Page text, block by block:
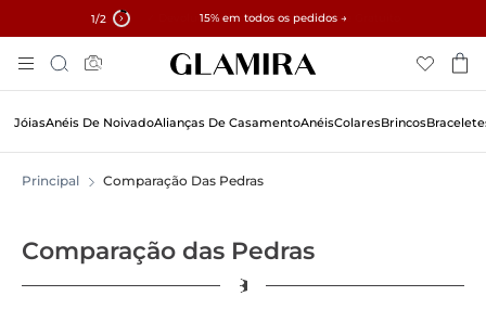
1/2 15% em todos os pedidos →
✓ Devoluções em 60 Dias ✓ Ajuste Gratuito
Para
O
Pesquisar
JóiasAnéis De NoivadoAlianças De CasamentoAnéisColaresBrincos
Principal Comparação Das Pedras
Comparação das Pedras